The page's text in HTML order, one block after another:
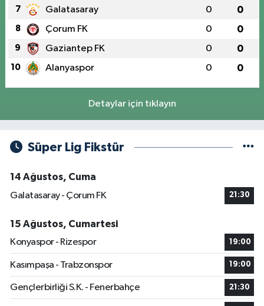
7 Galatasaray 0 0
8 Çorum FK 0 0
9 Gaziantep FK 0 0
10 Alanyaspor 0 0
Detaylar için tıklayın
Süper Lig Fikstür
14 Ağustos, Cuma
Galatasaray - Çorum FK
21:30
15 Ağustos, Cumartesi
Konyaspor - Rizespor
19:00
Kasımpaşa - Trabzonspor 19:00
Gençlerbirliği S.K. - Fenerbahçe 21:30